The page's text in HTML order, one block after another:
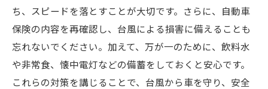
ち、スピードを落とすことが大切です。さらに、自動車
保険の内容を再確認し、台風による損害に備えることも
忘れないでください。加えて、万が一のために、飲料水
や非常食、懐中電灯などの備蓄をしておくと安心です。
これらの対策を講じることで、台風から車を守り、安全